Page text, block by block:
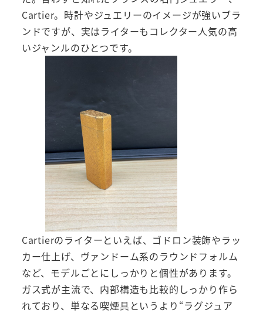
Cartier。時計やジュエリーのイメージが強いブラ
ンドですが、実はライターもコレクター人気の高
いジャンルのひとつです。
Cartierのライターといえば、ゴドロン装飾やラッ
カー仕上げ、ヴァンドーム系のラウンドフォルム
など、モデルごとにしっかりと個性があります。
ガス式が主流で、内部構造も比較的しっかり作ら
れており、単なる喫煙具というより“ラグジュア